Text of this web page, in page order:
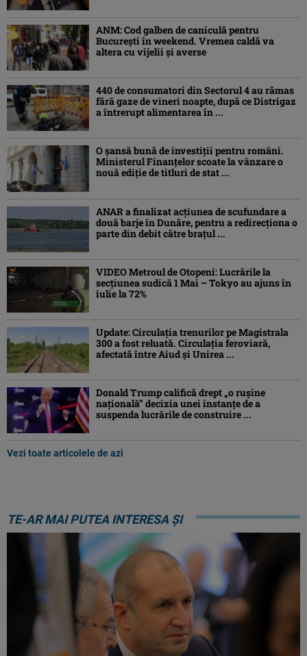
ANM: Cod galben de caniculă pentru
București în weekend. Vremea caldă va
altera cu vijelii și averse
440 de consumatori din Sectorul 4 au rămas
fără gaze de vineri noapte, după ce Distrigaz
a întrerupt alimentarea în ...
O șansă bună de investiții pentru români.
Ministerul Finanțelor scoate la vânzare o
nouă ediție de titluri de stat ...
ANAR a finalizat acțiunea de scufundare a
două barje în Dunăre, pentru a redirecționa o
parte din debit către brațul ...
VIDEO Metroul de Otopeni: Lucrările la
secțiunea sudică 1 Mai – Tokyo au ajuns în
iulie la 72%
Update: Circulația trenurilor pe Magistrala
300 a fost reluată. Circulația feroviară,
afectată între Aiud şi Unirea ...
Donald Trump califică drept „o ruşine
naţională” decizia unei instanțe de a
suspenda lucrările de construire ...
Vezi toate articolele de azi
TE-AR MAI PUTEA INTERESA ȘI